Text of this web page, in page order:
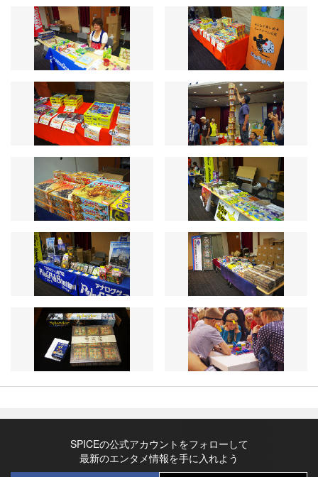
SPICEの公式アカウントをフォローして
最新のエンタメ情報を手に入れよう